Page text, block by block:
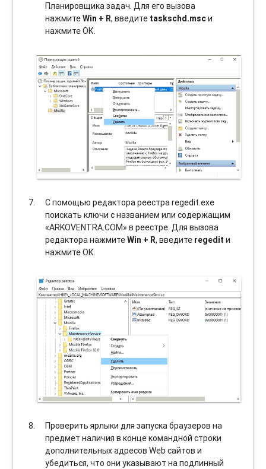
Планировщика задач. Для его вызова
нажмитеWin + R, введите taskschd.mscи
нажмите ОК.
С помощью редактора реестра regedit.exe
поискать ключи с названием или содержащим
«ARKOVENTRA.COM» в реестре. Для вызова
редактора нажмитеWin + R, введите regedit и
нажмите ОК.
Проверить ярлыки для запуска браузеров на
предмет наличия в конце командной строки
дополнительных адресов Web сайтов и
убедиться, что они указывают на подлинный